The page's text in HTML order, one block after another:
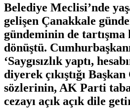
Belediye Meclisi’nde
gelişen Çanakkale
gündeminin de tartışma
dönüştü.
‘Saygısızlık yaptı,
diyerek çıkıştığı
sözlerinin, AK Parti
cezayı açık açık dile